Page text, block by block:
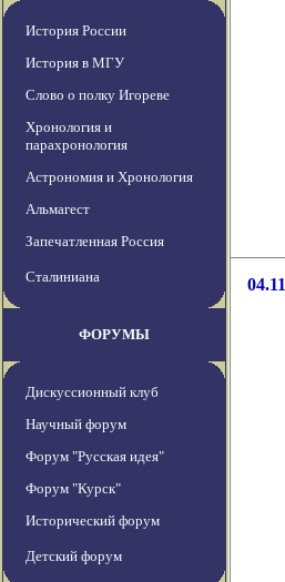
История России
История в МГУ
Слово о полку Игореве
Хронология и
парахронология
Астрономия и Хронология
Альмагест
Запечатленная Россия
Сталиниана
ФОРУМЫ
Дискуссионный клуб
Научный форум
Форум "Русская идея"
Форум "Курск"
Исторический форум
Детский форум